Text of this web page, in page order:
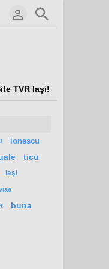
TVR Iași!
ionescu
ticu
iaşi
buna